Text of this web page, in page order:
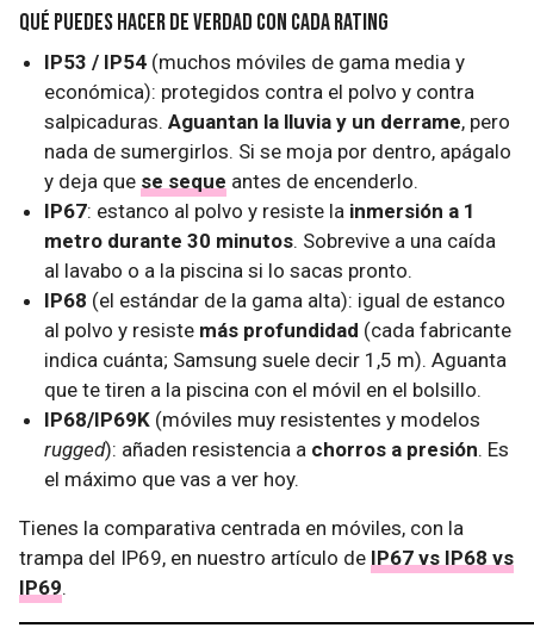
Qué puedes hacer de verdad con cada rating
IP53 / IP54 (muchos móviles de gama media y
económica): protegidos contra el polvo y contra
salpicaduras.Aguantan la lluvia y un derrame, pero
nada de sumergirlos. Si se moja por dentro, apágalo
y deja que se seque antes de encenderlo.
IP67: estanco al polvo y resiste la inmersión a 1
metro durante 30 minutos. Sobrevive a una caída
al lavabo o a la piscina si lo sacas pronto.
IP68 (el estándar de la gama alta): igual de estanco
al polvo y resiste más profundidad (cada fabricante
indica cuánta; Samsung suele decir 1,5 m). Aguanta
que te tiren a la piscina con el móvil en el bolsillo.
IP68/IP69K (móviles muy resistentes y modelos
rugged): añaden resistencia a chorros a presión. Es
el máximo que vas a ver hoy.
Tienes la comparativa centrada en móviles, con la
trampa del IP69, en nuestro artículo de IP67 vs IP68 vs
IP69.